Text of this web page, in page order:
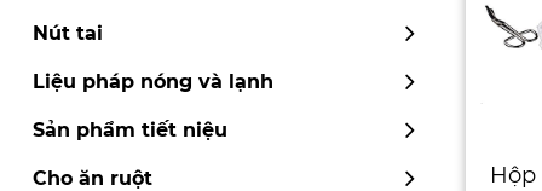
Nút tai
Liệu pháp nóng và lạnh
Sản phẩm tiết niệu
Cho ăn ruột